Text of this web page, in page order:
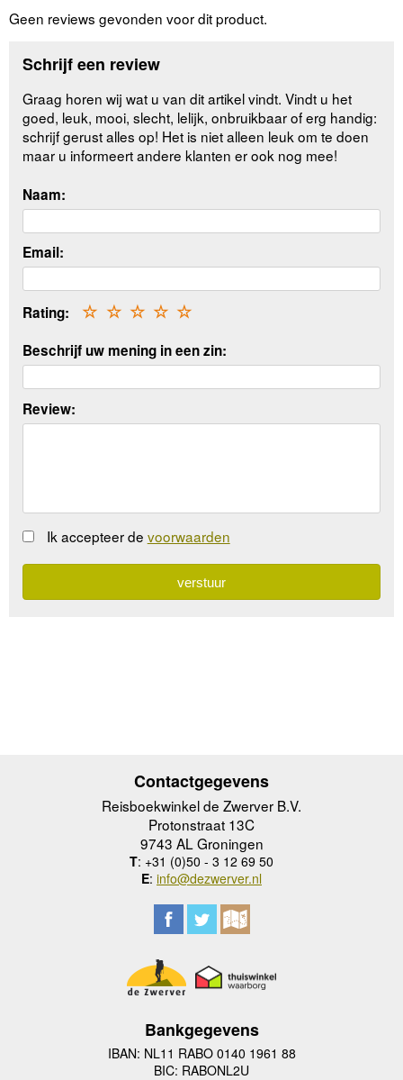
Geen reviews gevonden voor dit product.
Schrijf een review
Graag horen wij wat u van dit artikel vindt. Vindt u het
goed, leuk, mooi, slecht, lelijk, onbruikbaar of erg handig:
schrijf gerust alles op! Het is niet alleen leuk om te doen
maar u informeert andere klanten er ook nog mee!
Naam:
Email:
Rating: ☆
☆
☆
☆
☆
Beschrijf uw mening in een zin:
Review:
Ik accepteer de voorwaarden
Contactgegevens
Reisboekwinkel de Zwerver B.V.
Protonstraat 13C
9743 AL Groningen
T: +31 (0)50 - 3 12 69 50
E: info@dezwerver.nl
Bankgegevens
IBAN: NL11 RABO 0140 1961 88
BIC: RABONL2U